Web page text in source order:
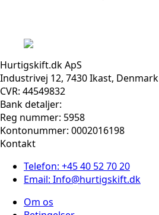
Hurtigskift.dk ApS
Industrivej 12, 7430 Ikast, Denmark
CVR: 44549832
Bank detaljer:
Reg nummer: 5958
Kontonummer: 0002016198
Kontakt
Telefon: +45 40 52 70 20
Email: Info@hurtigskift.dk
Om os